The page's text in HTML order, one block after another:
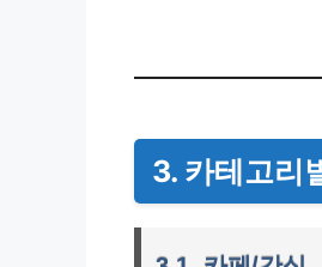
3. 카테고리